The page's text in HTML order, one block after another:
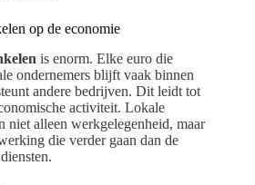
op de economie
is enorm. Elke euro die
ondernemers blijft vaak binnen
andere bedrijven. Dit leidt tot
activiteit. Lokale
niet alleen werkgelegenheid, maar
die verder gaan dan de